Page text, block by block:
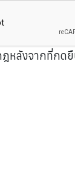
หลังจากที่กด